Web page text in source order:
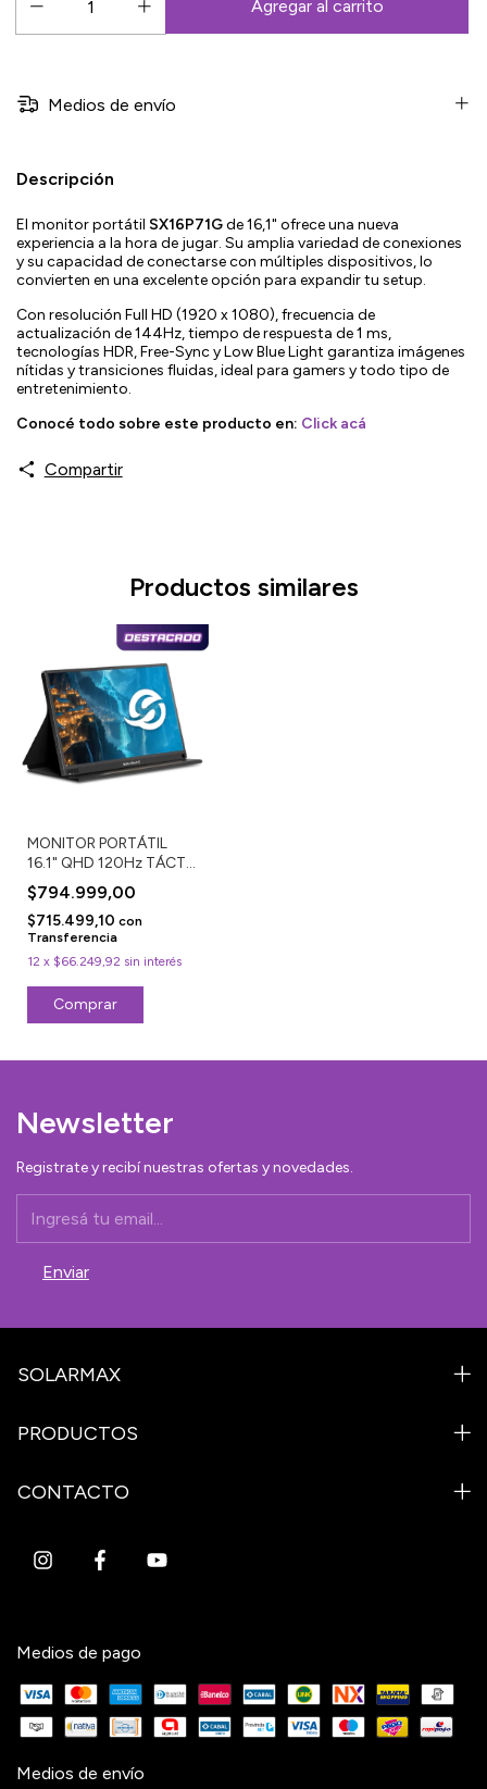
Medios de envío
Descripción
El monitor portátil SX16P71Gde 16,1" ofrece una nueva
experiencia a la hora de jugar. Su amplia variedad de conexiones
y su capacidad de conectarse con múltiples dispositivos, lo
convierten en una excelente opción para expandir tu setup.
Con resolución Full HD (1920 x 1080), frecuencia de
actualización de 144Hz, tiempo de respuesta de 1 ms,
tecnologías HDR, Free-Sync y Low Blue Light garantiza imágenes
nítidas y transiciones fluidas, ideal para gamers y todo tipo de
entretenimiento.
Conocé todo sobre este producto en: Click acá
Compartir
Productos similares
MONITOR PORTÁTIL
16.1" QHD 120Hz TÁCTIL
SX16P72T
$794.999,00
$715.499,10 con
Transferencia
12 x $66.249,92 sin interés
Newsletter
Registrate y recibí nuestras ofertas y novedades.
SOLARMAX
PRODUCTOS
CONTACTO
Medios de pago
Medios de envío